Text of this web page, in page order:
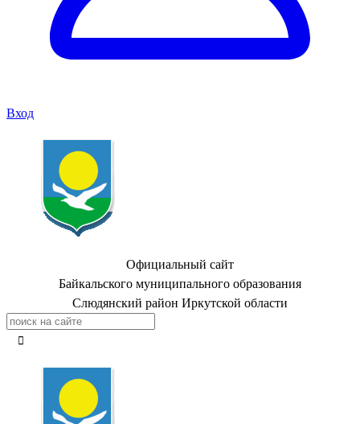
Вход
Официальный сайт
Байкальского муниципального образования
Слюдянский район Иркутской области